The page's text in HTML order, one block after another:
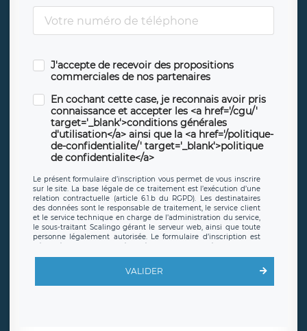
J'accepte de recevoir des propositions
commerciales de nos partenaires
En cochant cette case, je reconnais avoir pris
connaissance et accepter les <a href='/cgu/'
target='_blank'>conditions générales
d'utilisation</a> ainsi que la <a href='/politique-
de-confidentialite/' target='_blank'>politique
de confidentialite</a>
Le présent formulaire d’inscription vous permet de vous inscrire
sur le site. La base légale de ce traitement est l’exécution d’une
relation contractuelle (article 6.1.b du RGPD). Les destinataires
des données sont le responsable de traitement, le service client
et le service technique en charge de l’administration du service,
le sous-traitant Scalingo gérant le serveur web, ainsi que toute
personne légalement autorisée. Le formulaire d’inscription est
offrant desclauses de protection conformes au RGPD. Les
en sollicite la suppression, étant entendu que vous pouvez
demander la suppression de vos données et retirer votre
VALIDER